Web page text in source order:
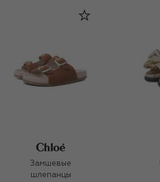
Замшевые
шлепанцы